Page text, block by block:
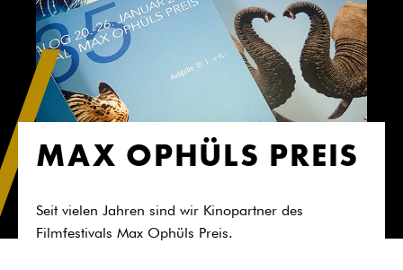
MAX OPHÜLS PREIS
Seit vielen Jahren sind wir Kinopartner des
Filmfestivals Max Ophüls Preis.